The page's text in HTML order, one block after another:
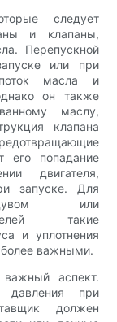
следует
и клапаны,
Перепускной
или при
масла и
он также
маслу,
клапана
его попадание
двигателя,
запуске. Для
или
такие
и уплотнения
более важными.
аспект.
давления при
должен